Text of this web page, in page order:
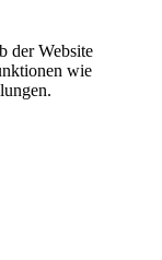
der Website
wie